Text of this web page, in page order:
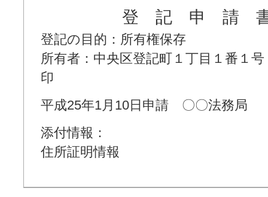
登 記 申 請
登記の目的：所有権保存
所有者：中央区登記町１丁目１番
印
平成25年1月10日申請 〇〇法務局
添付情報：
住所証明情報